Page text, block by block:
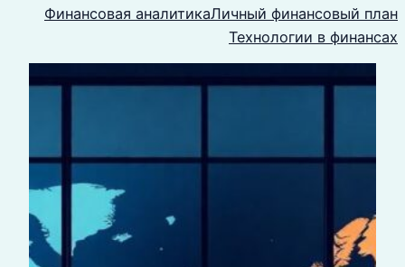
Финансовая аналитикаЛичный финансовый план
Технологии в финансах